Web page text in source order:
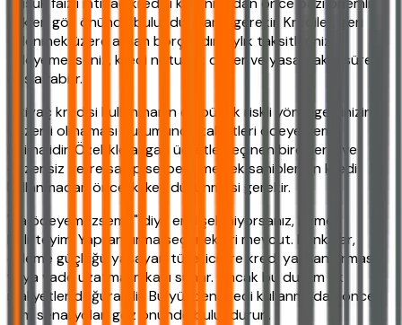
riskleri göz önünde bulundurmanız gerekir. Krediler, geri
ödenmek üzere alınan borçlardır. Aylık taksitlerinizi
ödeyemezseniz, kredi notunuz düşer ve yasal takip süreci
başlayabilir.
İhtiyaç kredisi kullanmanın en büyük riskli yönü, gelirinizin
düzenli olmaması durumunda taksitleri ödeyememe
ihtimalidir. Özellikle asgari ücretle geçinen bireylerin ve
düzensiz gelire sahip serbest meslek sahiplerinin kredi
kullanmadan önce iki kez düşünmesi gerekir.
"Ya ödeyemezsem?" diye endişeleniyorsanız, hemen
belirteyim: Yapılandırma seçenekleri mevcut. Bankalar,
ödeme güçlüğü yaşayan tüketicilere kredi yapılandırması
veya vade uzatma imkanı sunar. Ancak bu durum ek
maliyetler doğurabilir. Bu yüzden kredi kullanmadan önce
tüm senaryoları göz önünde bulundurun.